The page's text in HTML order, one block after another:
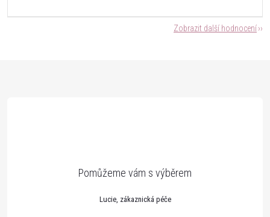
Zobrazit další hodnocení
Lucie